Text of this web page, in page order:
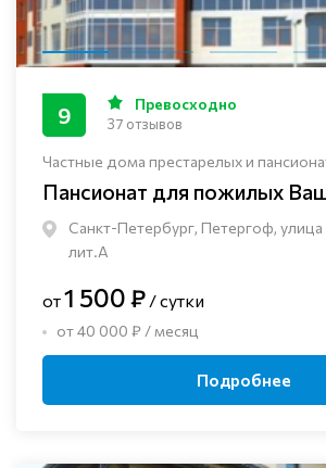
Частные дома престарелых и
Пансионат для пожилых
Санкт-Петербург, Петергоф, улица
лит.А
9 Превосходно
37 отзывов
от1 500 ₽ / сутки
от 40 000 ₽ / месяц
Подробнее